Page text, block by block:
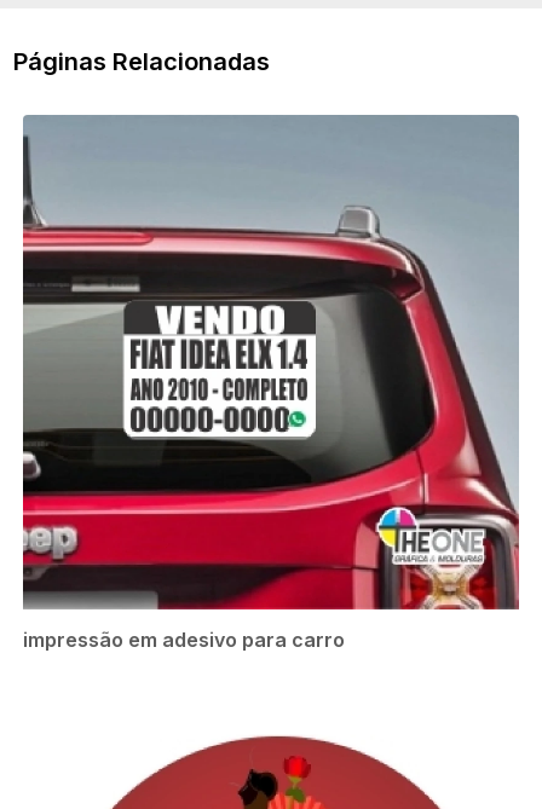
Páginas Relacionadas
impressão em adesivo para carro